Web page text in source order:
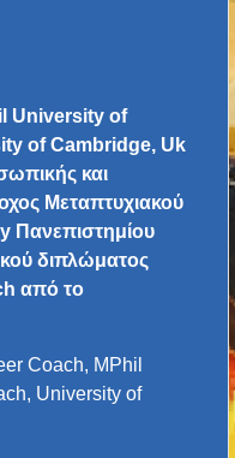
University of
of Cambridge, Uk
και
Μεταπτυχιακού
Πανεπιστημίου
διπλώματος
από το
Coach, MPhil
University of